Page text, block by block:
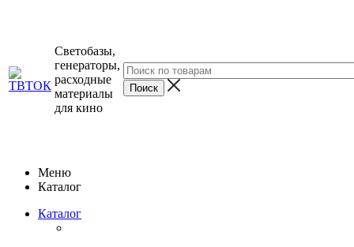
Светобазы,
генераторы,
расходные
материалы
для кино
Меню
Каталог
Каталог